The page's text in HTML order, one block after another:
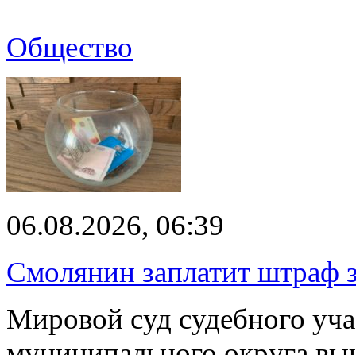
Общество
06.08.2026, 06:39
Смолянин заплатит штраф
Мировой суд судебного